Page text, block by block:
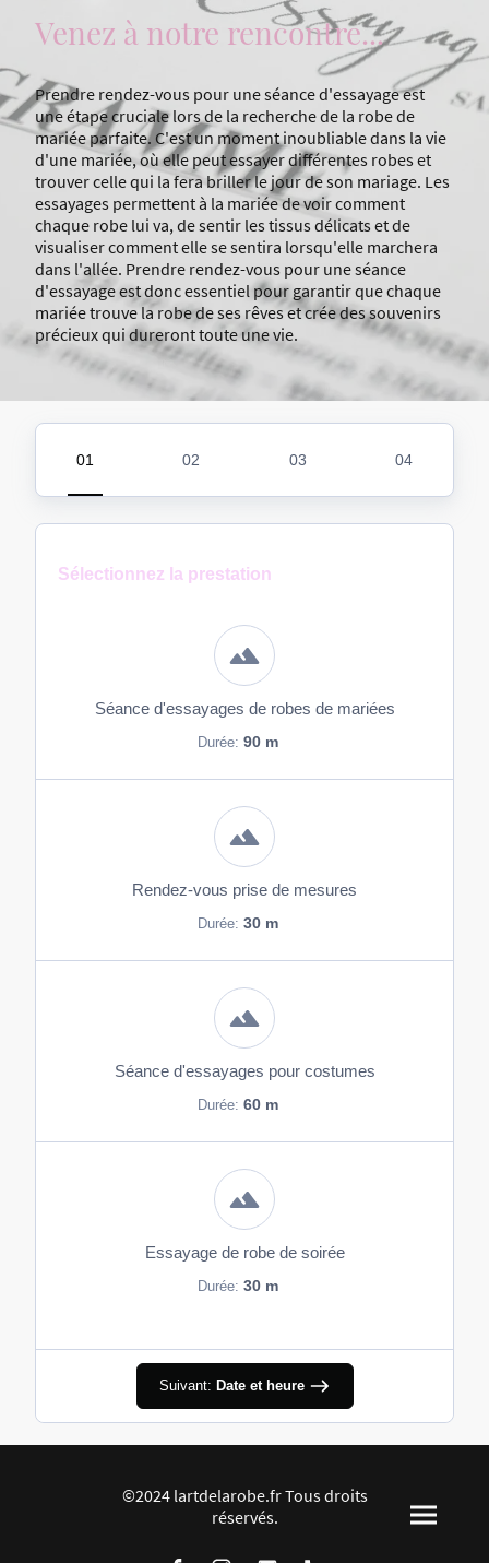
Venez à notre rencontre...
Prendre rendez-vous pour une séance d'essayage est
une étape cruciale lors de la recherche de la robe de
mariée parfaite. C'est un moment inoubliable dans la vie
d'une mariée, où elle peut essayer différentes robes et
trouver celle qui la fera briller le jour de son mariage. Les
essayages permettent à la mariée de voir comment
chaque robe lui va, de sentir les tissus délicats et de
visualiser comment elle se sentira lorsqu'elle marchera
dans l'allée. Prendre rendez-vous pour une séance
d'essayage est donc essentiel pour garantir que chaque
mariée trouve la robe de ses rêves et crée des souvenirs
précieux qui dureront toute une vie.
Sélectionnez la prestation
Séance d'essayages de robes de mariées
Durée: 90 m
Rendez-vous prise de mesures
Durée: 30 m
Séance d'essayages pour costumes
Durée: 60 m
Essayage de robe de soirée
Durée: 30 m
Suivant: Date et heure
©2024 lartdelarobe.fr Tous droits
réservés.